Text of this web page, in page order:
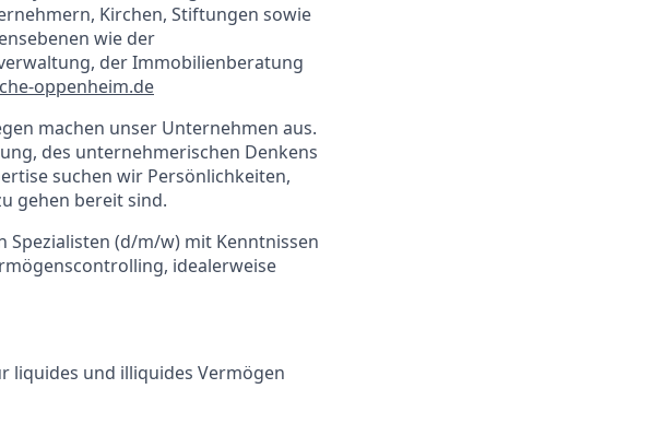
Kirchen, Stiftungen sowie
wie der
der Immobilienberatung
oppenheim.de
machen unser Unternehmen aus.
des unternehmerischen Denkens
suchen wir Persönlichkeiten,
gehen bereit sind.
Spezialisten (d/m/w) mit Kenntnissen
idealerweise
liquides und illiquides Vermögen